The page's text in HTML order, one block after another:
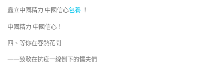
矗立中國精力 中國信心包養 ！
中國精力 中國信心！
四、等你在春熱花開
——致敬在抗疫一線倒下的懦夫們